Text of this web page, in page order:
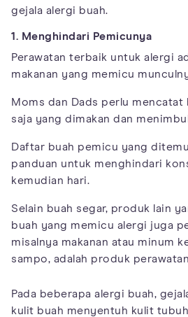
gejala alergi buah.
1. Menghindari Pemicunya
Perawatan terbaik untuk alergi
makanan yang memicu
Moms dan Dads perlu mencatat
saja yang dimakan dan
Daftar buah pemicu yang
panduan untuk menghindari
kemudian hari.
Selain buah segar, produk lain
buah yang memicu alergi juga
misalnya makanan atau minum
sampo, adalah produk
Pada beberapa alergi buah,
kulit buah menyentuh kulit